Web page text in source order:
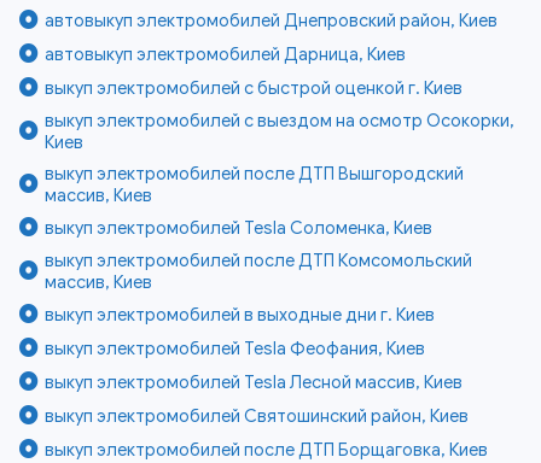
автовыкуп электромобилей Днепровский район, Киев
автовыкуп электромобилей Дарница, Киев
выкуп электромобилей с быстрой оценкой г. Киев
выкуп электромобилей с выездом на осмотр Осокорки,
Киев
выкуп электромобилей после ДТП Вышгородский
массив, Киев
выкуп электромобилей Tesla Соломенка, Киев
выкуп электромобилей после ДТП Комсомольский
массив, Киев
выкуп электромобилей в выходные дни г. Киев
выкуп электромобилей Tesla Феофания, Киев
выкуп электромобилей Tesla Лесной массив, Киев
выкуп электромобилей Святошинский район, Киев
выкуп электромобилей после ДТП Борщаговка, Киев